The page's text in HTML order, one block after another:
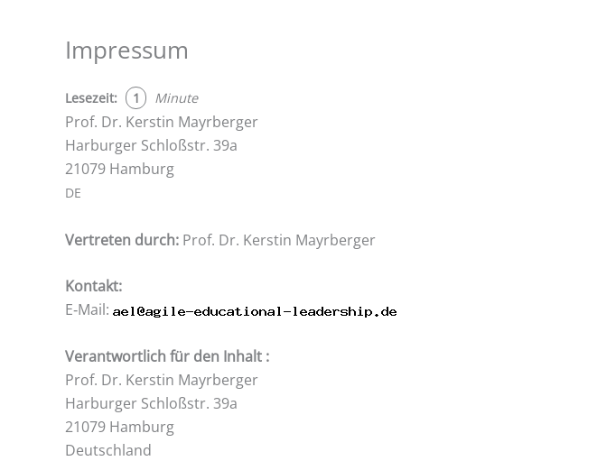
Impressum
Lese­zeit: 1 Minu­te
Prof. Dr. Kers­tin Mayr­ber­ger
Har­bur­ger Schloß­str. 39a
21079 Ham­burg
DE
Ver­tre­ten durch: Prof. Dr. Kers­tin Mayrberger
Kon­takt:
E‑Mail:
Ver­ant­wort­lich für den Inhalt :
Prof. Dr. Kers­tin Mayr­ber­ger
Har­bur­ger Schloß­str. 39a
21079 Ham­burg
Deutsch­land